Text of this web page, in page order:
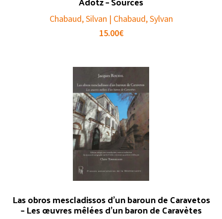
Chabaud, Silvan | Chabaud, Sylvan
15.00€
Las obros mescladissos d’un baroun de Caravetos
– Les œuvres mêlées d’un baron de Caravètes